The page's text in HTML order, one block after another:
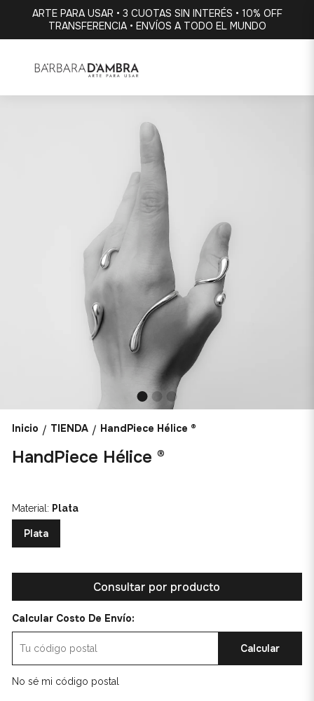
ARTE PARA USAR • 3 CUOTAS SIN INTERÉS • 10% OFF
TRANSFERENCIA • ENVÍOS A TODO EL MUNDO
Inicio / TIENDA / HandPiece Hélice ®
HandPiece Hélice ®
Material: Plata
Plata
Consultar por producto
Calcular Costo De Envío:
Calcular
No sé mi código postal